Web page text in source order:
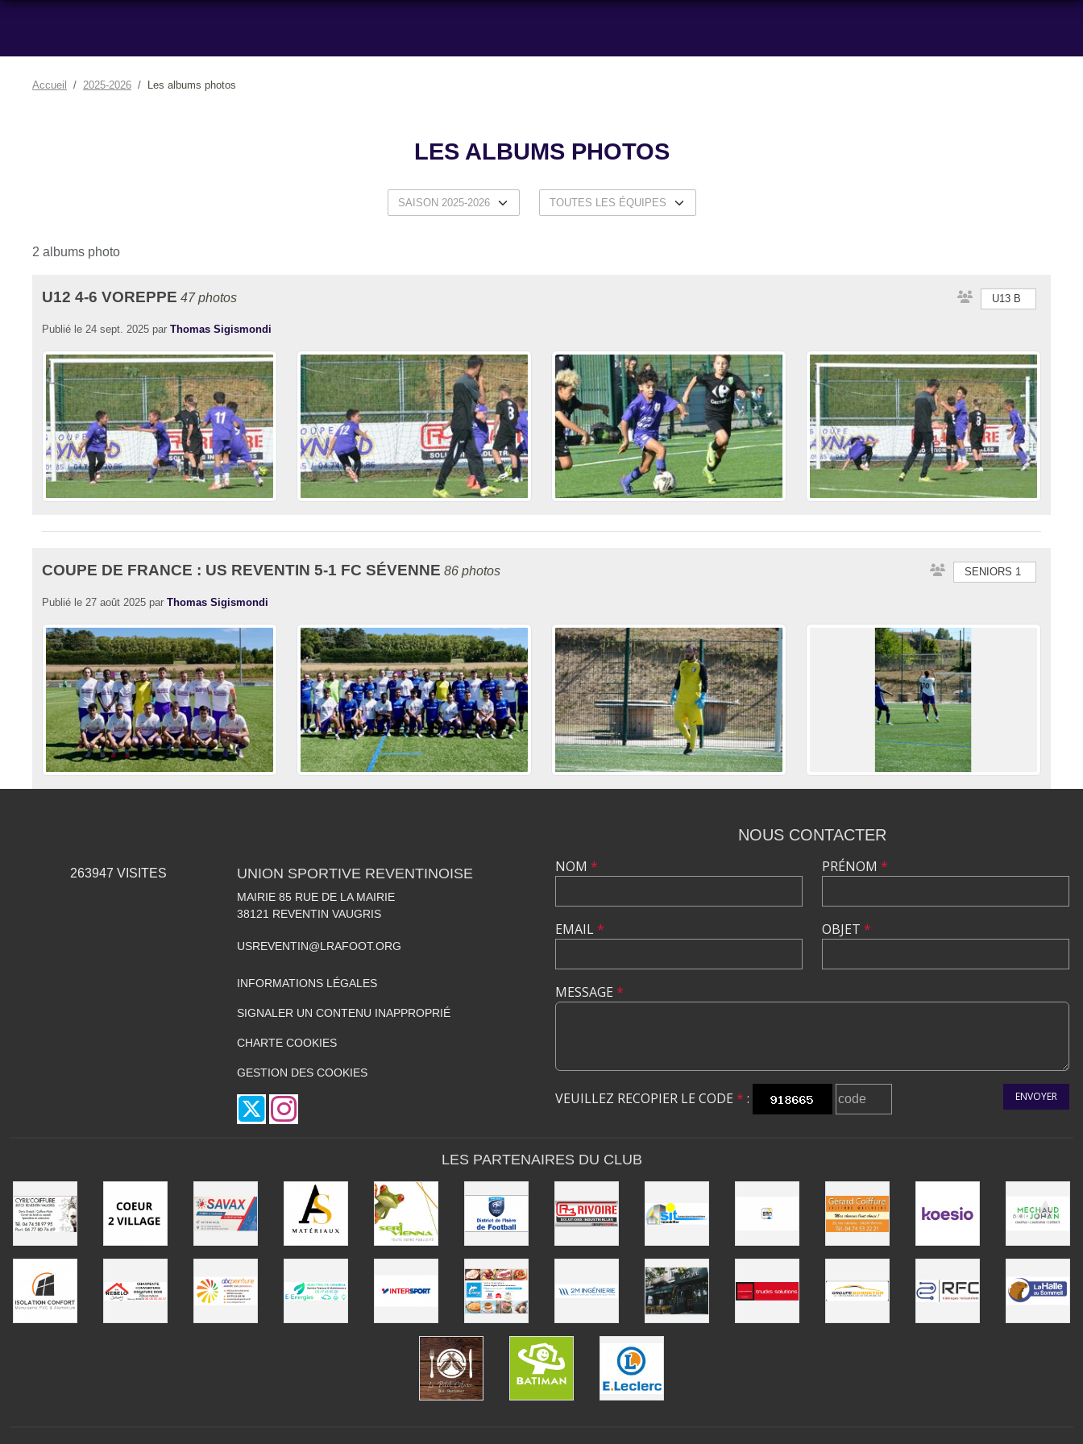
Accueil 2025-2026 Les albums photos
LES ALBUMS PHOTOS
2 albums photo
U12 4-6 VOREPPE 47 photos U13 B
Publié le 24 sept. 2025 par Thomas Sigismondi
COUPE DE FRANCE : US REVENTIN 5-1 FC SÉVENNE 86 photos SENIORS 1
Publié le 27 août 2025 par Thomas Sigismondi
263947 VISITES UNION SPORTIVE REVENTINOISE
MAIRIE 85 RUE DE LA MAIRIE
38121 REVENTIN VAUGRIS
USREVENTIN@LRAFOOT.ORG
INFORMATIONS LÉGALES
SIGNALER UN CONTENU INAPPROPRIÉ
CHARTE COOKIES
GESTION DES COOKIES
NOUS CONTACTER
NOM *
EMAIL*
PRÉNOM *
OBJET *
MESSAGE *
VEUILLEZ RECOPIER LE CODE * : ENVOYER
LES PARTENAIRES DU CLUB